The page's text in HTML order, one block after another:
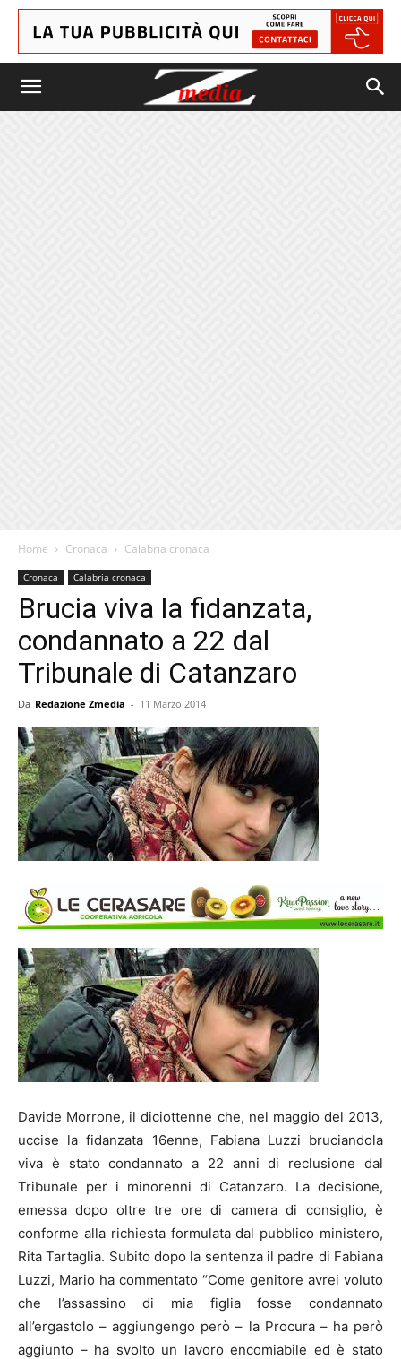
Home Cronaca Calabria cronaca
Cronaca Calabria cronaca
Brucia viva la fidanzata,
condannato a 22 dal
Tribunale di Catanzaro
Da Redazione Zmedia - 11 Marzo 2014
Davide Morrone, il diciottenne che, nel maggio del 2013,
uccise la fidanzata 16enne, Fabiana Luzzi bruciandola
viva è stato condannato a 22 anni di reclusione dal
Tribunale per i minorenni di Catanzaro. La decisione,
emessa dopo oltre tre ore di camera di consiglio, è
conforme alla richiesta formulata dal pubblico ministero,
Rita Tartaglia. Subito dopo la sentenza il padre di Fabiana
Luzzi, Mario ha commentato “Come genitore avrei voluto
che l’assassino di mia figlia fosse condannato
all’ergastolo – aggiungengo però – la Procura – ha però
aggiunto – ha svolto un lavoro encomiabile ed è stato